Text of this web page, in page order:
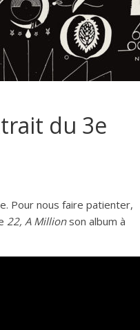
du 3e
Pour nous faire patienter,
22, A Millionson album à